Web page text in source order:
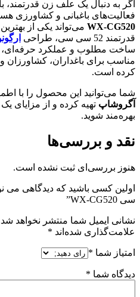
اگر به دنبال یک علف زن قدرتمند،
فعالیت‌های باغبانی و کشاورزی
WX-CG520 می‌تواند یکی از
قدرتمند 52 سی سی، طراحی
ساخت مطلوب و عملکرد حرفه‌ای،
مناسب برای باغداران، کشاورزان
کرده است.
شما می‌توانید این محصول را با
آگروشاپ تهیه کرده و از مزایای
بهره‌مند شوید.
نقد و بررسی‌ها
هنوز بررسی‌ای ثبت نشده است.
سی WX-CG520”
نشانی ایمیل شما منتشر نخواهد
علامت‌گذاری شده‌اند *
امتیاز شما *
دیدگاه شما *